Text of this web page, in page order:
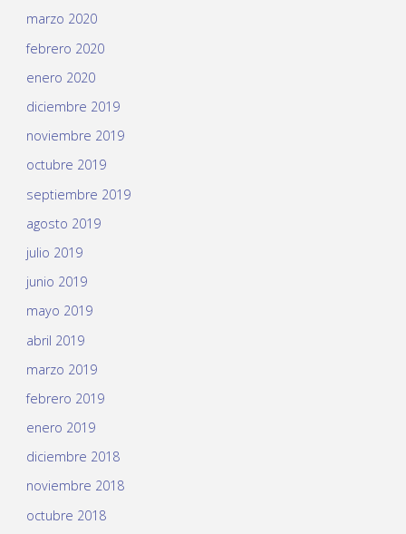
marzo 2020
febrero 2020
enero 2020
diciembre 2019
noviembre 2019
octubre 2019
septiembre 2019
agosto 2019
julio 2019
junio 2019
mayo 2019
abril 2019
marzo 2019
febrero 2019
enero 2019
diciembre 2018
noviembre 2018
octubre 2018